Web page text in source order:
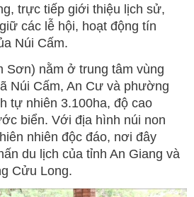
trực tiếp giới thiệu lịch sử,
các lễ hội, hoạt động tín
Núi Cấm.
Sơn) nằm ở trung tâm vùng
Núi Cấm, An Cư và phường
tự nhiên 3.100ha, độ cao
biển. Với địa hình núi non
nhiên độc đáo, nơi đây
du lịch của tỉnh An Giang và
Cửu Long.